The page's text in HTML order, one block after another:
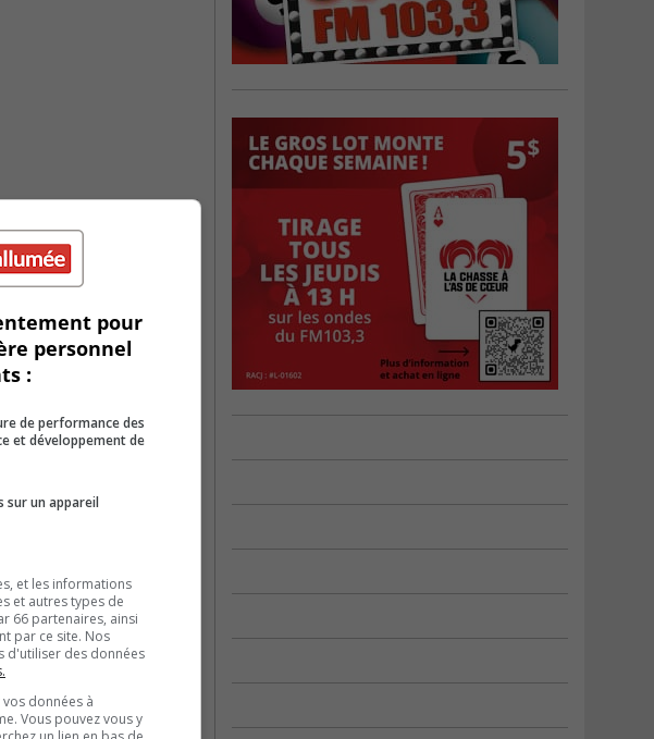
pour
personnel
:
de performance des
et développement de
sur un appareil
et les informations
et autres types de
66 partenaires, ainsi
par ce site. Nos
d'utiliser des données
données à
Vous pouvez vous y